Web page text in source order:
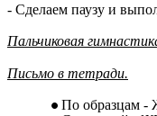
- Сделаем паузу и
Пальчиковая
Письмо в тетради.
По образцам